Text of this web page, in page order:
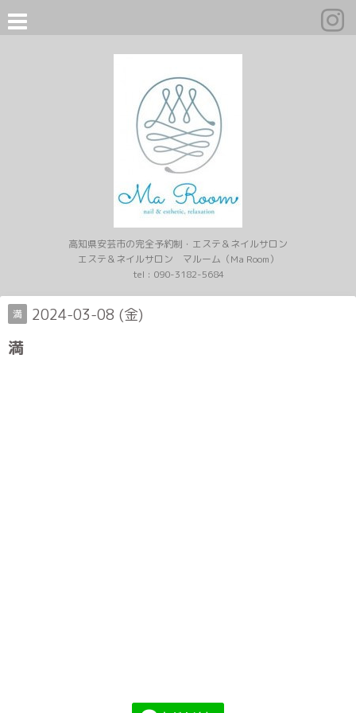
高知県安芸市の完全予約制・エステ＆ネイルサロン
エステ＆ネイルサロン マルーム（Ma Room）
tel : 090-3182-5684
満 2024-03-08 (金)
満